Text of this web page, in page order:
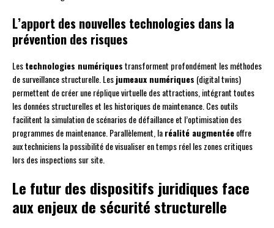
L’apport des nouvelles technologies dans la
prévention des risques
Lestechnologies numériquestransforment profondément les méthodes
de surveillance structurelle. Lesjumeaux numériques (digital twins)
permettent de créer une réplique virtuelle des attractions, intégrant toutes
les données structurelles et les historiques de maintenance. Ces outils
facilitent la simulation de scénarios de défaillance et l’optimisation des
programmes de maintenance. Parallèlement, laréalité augmentéeoffre
aux techniciens la possibilité de visualiser en temps réel les zones critiques
lors des inspections sur site.
Le futur des dispositifs juridiques face
aux enjeux de sécurité structurelle